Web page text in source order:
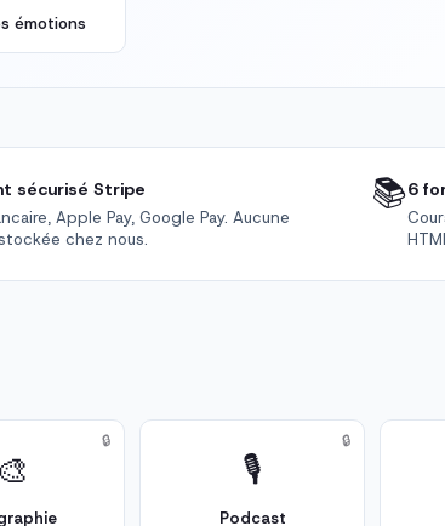
émotions
sécurisé Stripe
Apple Pay, Google Pay. Aucune
chez nous.
📚6
🎨
🔒
🎙️
Podcast
🔒